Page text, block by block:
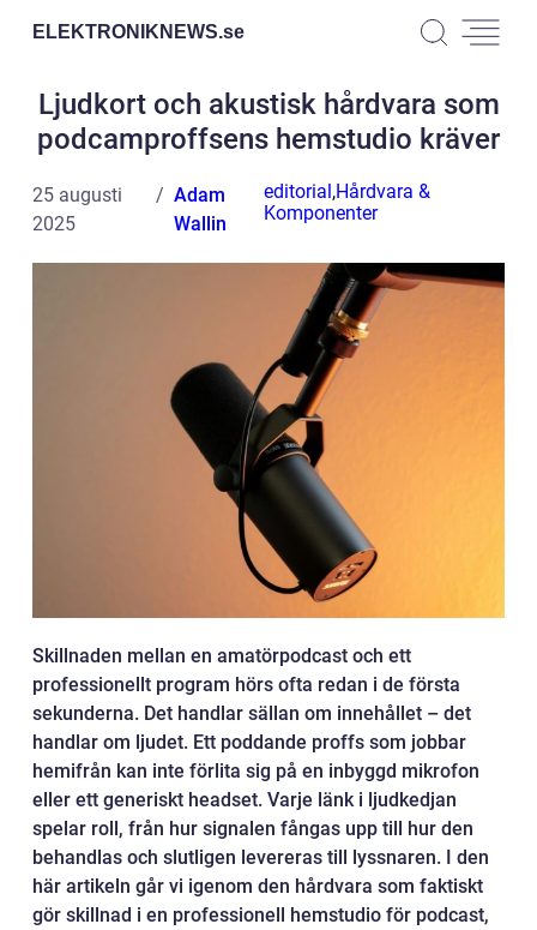
ELEKTRONIKNEWS.se
Ljudkort och akustisk hårdvara som
podcamproffsens hemstudio kräver
25 augusti
2025
Adam
Wallin
editorial,Hårdvara &
Komponenter
Skillnaden mellan en amatörpodcast och ett
professionellt program hörs ofta redan i de första
sekunderna. Det handlar sällan om innehållet – det
handlar om ljudet. Ett poddande proffs som jobbar
hemifrån kan inte förlita sig på en inbyggd mikrofon
eller ett generiskt headset. Varje länk i ljudkedjan
spelar roll, från hur signalen fångas upp till hur den
behandlas och slutligen levereras till lyssnaren. I den
här artikeln går vi igenom den hårdvara som faktiskt
gör skillnad i en professionell hemstudio för podcast,